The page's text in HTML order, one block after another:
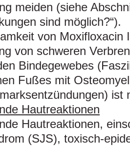
meiden (siehe
sind möglich?“).
von Moxifloxacin
von schweren
Bindegewebes
Fußes mit
ist
Hautreaktionen
Hautreaktionen,
(SJS), toxisch-